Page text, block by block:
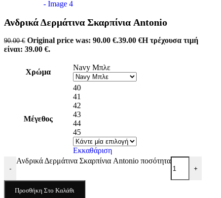
Ανδρικά Δερμάτινα Σκαρπίνια Antonio
90.00€ Original price was: 90.00 €.39.00 €Η τρέχουσα τιμή
είναι: 39.00 €.
Χρώμα
Navy Μπλε
Μέγεθος
40
41
42
43
44
45
Εκκαθάριση
-
Ανδρικά Δερμάτινα Σκαρπίνια Antonio ποσότητα
+
Προσθήκη Στο Καλάθι